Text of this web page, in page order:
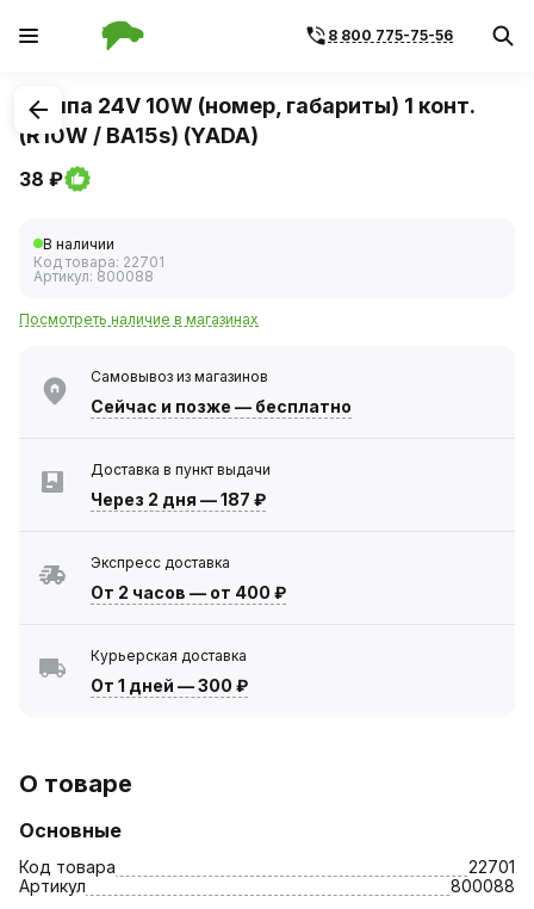
8 800 775-75-56
1/1
Лампа 24V 10W (номер, габариты) 1 конт.
(R10W / BA15s) (YADA)
38 ₽
В наличии
Код товара: 22701
Артикул: 800088
Посмотреть наличие в магазинах
Самовывоз из магазинов
Сейчас и позже — бесплатно
Доставка в пункт выдачи
Через 2 дня —187 ₽
Экспресс доставка
От 2 часов — от 400 ₽
Курьерская доставка
От 1 дней —300 ₽
О товаре
Основные
Код товара
22701
Артикул
800088